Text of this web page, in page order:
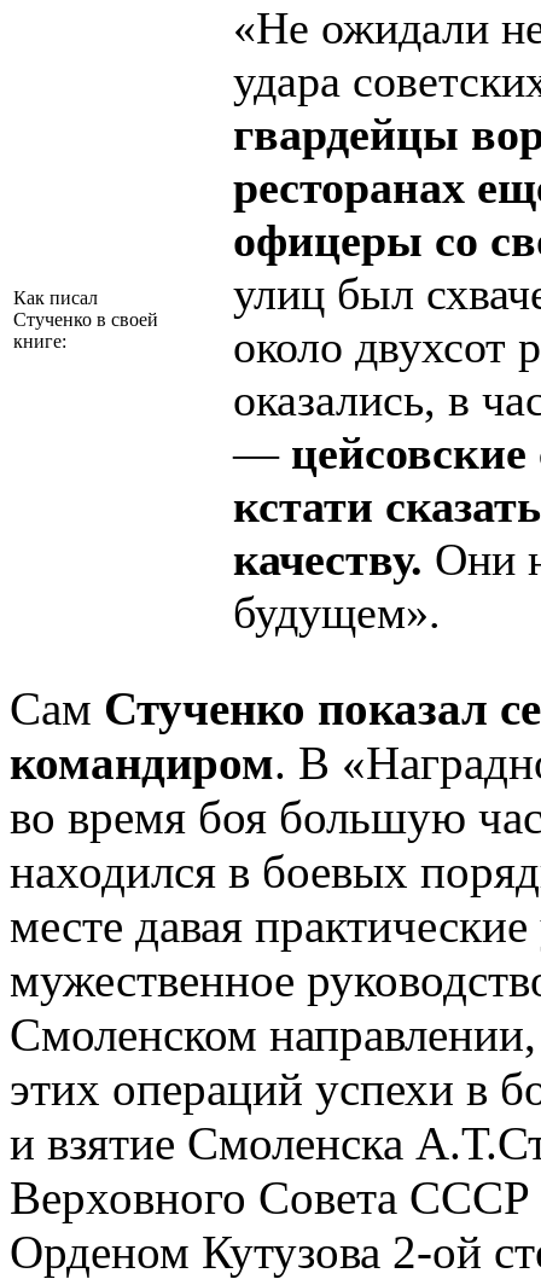
Как писал
Стученко в своей
книге:
«Не ожидали
удара
гвардейцы
ресторанах
офицеры со
улиц был
около двухсот
оказались, в
—
кстати
качеству. Они
будущем».
Сам Стученко показал
командиром. В
во время боя большую
находился в боевых
месте давая
мужественное
Смоленском направлении,
этих операций успехи в
и взятие Смоленска
Верховного Совета СССР
Орденом Кутузова 2-ой